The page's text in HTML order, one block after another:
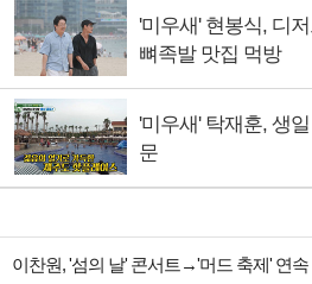
'미우새' 현봉식, 디
뼈족발 맛집 먹방
'미우새' 탁재훈, 생
문
이찬원, '섬의 날' 콘서트→'머드 축제' 연속